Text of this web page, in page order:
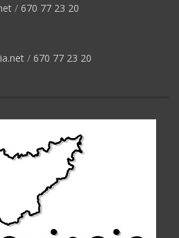
/ 670 77 23 20
/ 670 77 23 20